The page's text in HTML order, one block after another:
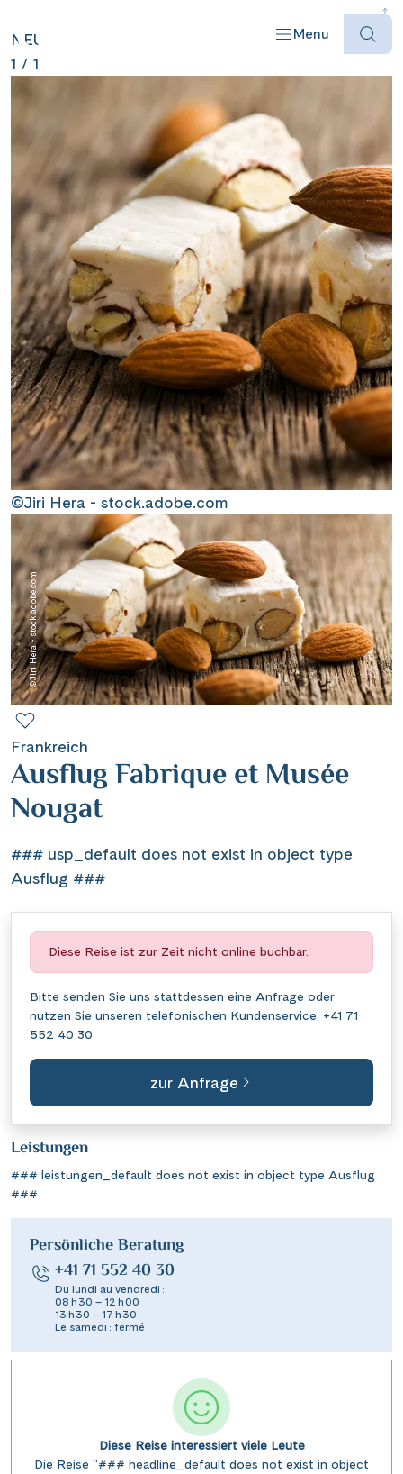
Menu
Offres
Destinations
Bateaux
Informations
Contact
Mentions légales
Contact professionnel
Hotline +41 71 552 40 30CH|DE
NEU
1 / 1
©Jiri Hera - stock.adobe.com
©Jiri Hera - stock.adobe.com
Frankreich
Ausflug Fabrique et Musée
Nougat
### usp_default does not exist in object type
Ausflug ###
Diese Reise ist zur Zeit nicht online buchbar.
Bitte senden Sie uns stattdessen eine Anfrage oder
nutzen Sie unseren telefonischen Kundenservice: +41 71
552 40 30
zur Anfrage
Leistungen
### leistungen_default does not exist in object type Ausflug
###
Persönliche Beratung
+41 71 552 40 30
Du lundi au vendredi :
08 h 30 – 12 h 00
13 h 30 – 17 h 30
Le samedi : fermé
Diese Reise interessiert viele Leute
Die Reise "### headline_default does not exist in object